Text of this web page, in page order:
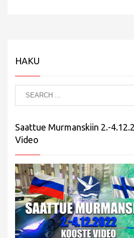
HAKU
Saattue Murmanskiin 2.-
Video